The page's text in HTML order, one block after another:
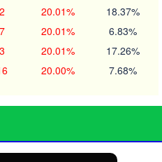
20.01% 18.37%
20.01% 6.83%
20.01% 17.26%
20.00% 7.68%